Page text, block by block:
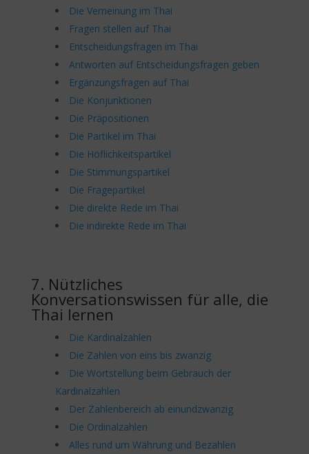
Die Verneinung im Thai
Fragen stellen auf Thai
Entscheidungsfragen im Thai
Antworten auf Entscheidungsfragen geben
Ergänzungsfragen auf Thai
Die Konjunktionen
Die Präpositionen
Die Partikel im Thai
Die Höflichkeitspartikel
Die Stimmungspartikel
Die Fragepartikel
Die direkte Rede im Thai
Die indirekte Rede im Thai
7. Nützliches
Konversationswissen für alle, die
Thai lernen
Die Kardinalzahlen
Die Zahlen von eins bis zwanzig
Die Wortstellung beim Gebrauch der
Kardinalzahlen
Der Zahlenbereich ab einundzwanzig
Die Ordinalzahlen
Alles rund um Währung und Bezahlen